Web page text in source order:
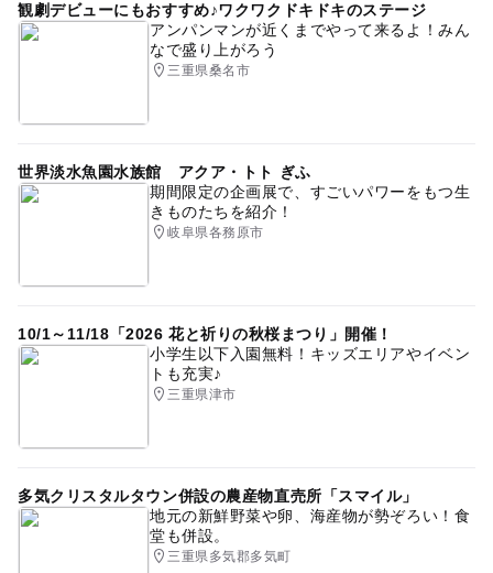
観劇デビューにもおすすめ♪ワクワクドキドキのステージ
アンパンマンが近くまでやって来るよ！みん
なで盛り上がろう
三重県桑名市
世界淡水魚園水族館 アクア・トト ぎふ
期間限定の企画展で、すごいパワーをもつ生
きものたちを紹介！
岐阜県各務原市
10/1～11/18「2026 花と祈りの秋桜まつり」開催！
小学生以下入園無料！キッズエリアやイベン
トも充実♪
三重県津市
多気クリスタルタウン併設の農産物直売所「スマイル」
地元の新鮮野菜や卵、海産物が勢ぞろい！食
堂も併設。
三重県多気郡多気町